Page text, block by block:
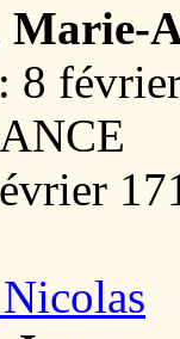
Marie-
: 8